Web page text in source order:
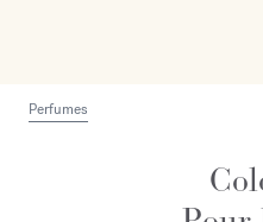
Perfumes